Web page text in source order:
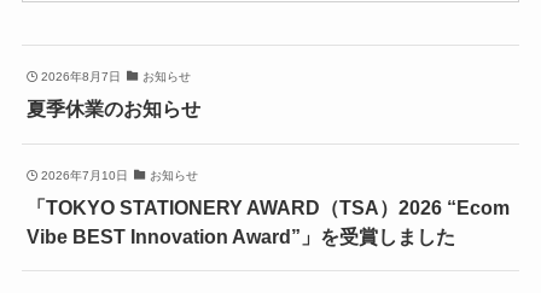
2026年8月7日 お知らせ
夏季休業のお知らせ
2026年7月10日 お知らせ
「TOKYO STATIONERY AWARD（TSA）2026 “Ecom
Vibe BEST Innovation Award”」を受賞しました